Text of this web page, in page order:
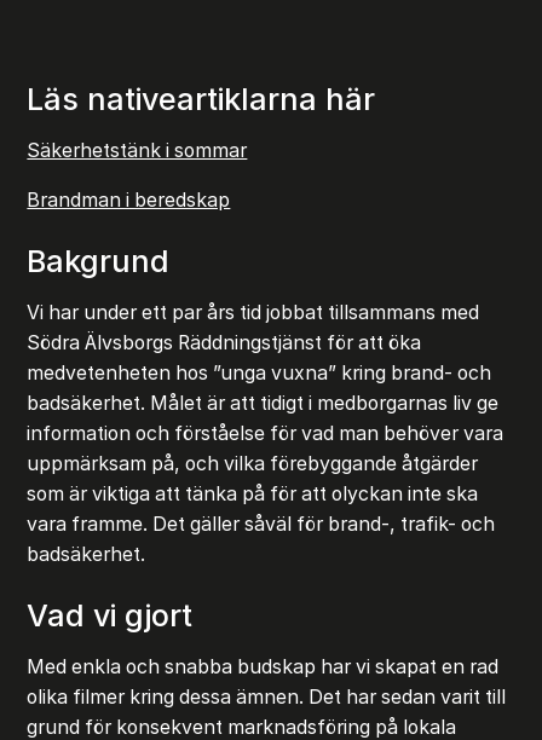
Läs nativeartiklarna här
Säkerhetstänk i sommar
Brandman i beredskap
Bakgrund
Vi har under ett par års tid jobbat tillsammans med
Södra Älvsborgs Räddningstjänst för att öka
medvetenheten hos ”unga vuxna” kring brand- och
badsäkerhet. Målet är att tidigt i medborgarnas liv ge
information och förståelse för vad man behöver vara
uppmärksam på, och vilka förebyggande åtgärder
som är viktiga att tänka på för att olyckan inte ska
vara framme. Det gäller såväl för brand-, trafik- och
badsäkerhet.
Vad vi gjort
Med enkla och snabba budskap har vi skapat en rad
olika filmer kring dessa ämnen. Det har sedan varit till
grund för konsekvent marknadsföring på lokala